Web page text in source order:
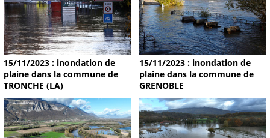
15/11/2023 : inondation de
plaine dans la commune de
TRONCHE (LA)
15/11/2023 : inondation de
plaine dans la commune de
GRENOBLE